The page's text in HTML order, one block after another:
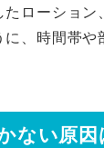
ローション
、時間帯や
ない原